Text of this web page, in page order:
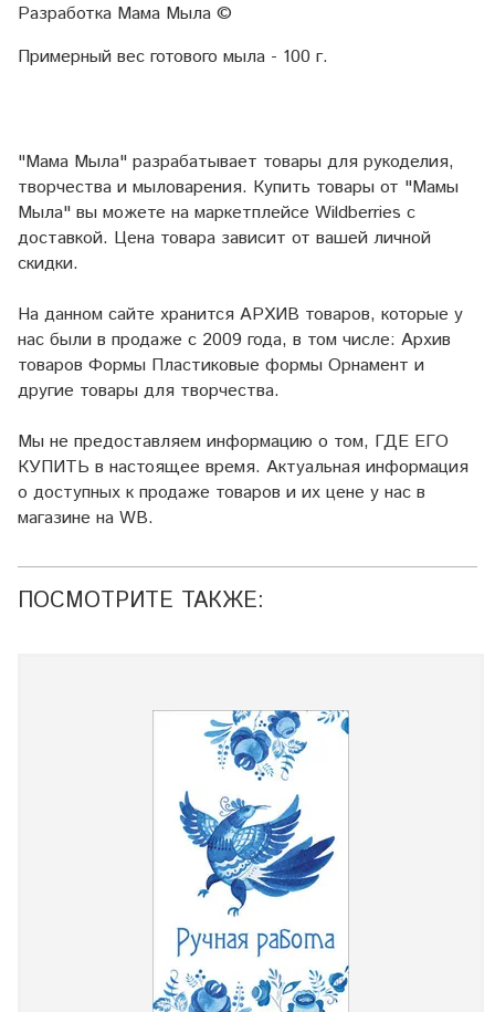
Разработка Мама Мыла ©
Примерный вес готового мыла - 100 г.
"Мама Мыла" разрабатывает товары для рукоделия,
творчества и мыловарения. Купить товары от "Мамы
Мыла" вы можете на маркетплейсе Wildberries с
доставкой. Цена товара зависит от вашей личной
скидки.
На данном сайте хранится АРХИВ товаров, которые у
нас были в продаже с 2009 года, в том числе: Архив
товаров Формы Пластиковые формы Орнамент и
другие товары для творчества.
Мы не предоставляем информацию о том, ГДЕ ЕГО
КУПИТЬ в настоящее время. Актуальная информация
о доступных к продаже товаров и их цене у нас в
магазине на WB.
ПОСМОТРИТЕ ТАКЖЕ: